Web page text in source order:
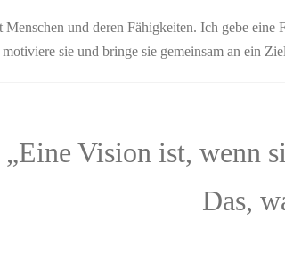
und deren Fähigkeiten. Ich gebe
sie und bringe sie gemeinsam an ein
„Eine Vision ist, wenn
Das,